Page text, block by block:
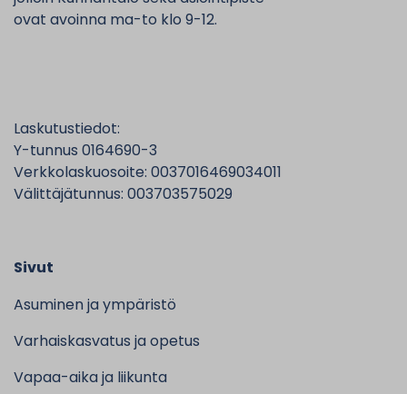
ovat avoinna ma-to klo 9-12.
Laskutustiedot:
Y-tunnus 0164690-3
Verkkolaskuosoite: 0037016469034011
Välittäjätunnus: 003703575029
Sivut
Asuminen ja ympäristö
Varhaiskasvatus ja opetus
Vapaa-aika ja liikunta